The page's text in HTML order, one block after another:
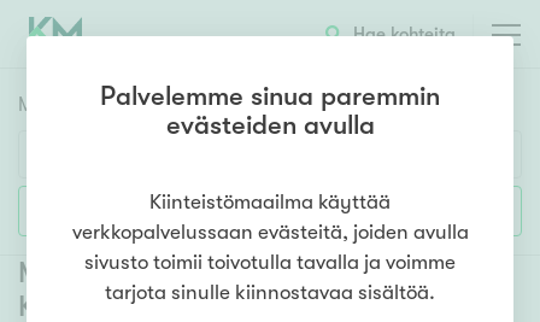
Hae kohteita
Myyntikohteet
Huoneluku
1h 2h 3h 4h 5h+
Lisää hakuehtoja
Myytävät kerrostaloasunnot Seinäjoki
Kivistö
(2)
Palvelemme sinua paremmin
evästeiden avulla
Kiinteistömaailma käyttää
verkkopalvelussaan evästeitä, joiden avulla
sivusto toimii toivotulla tavalla ja voimme
tarjota sinulle kiinnostavaa sisältöä.